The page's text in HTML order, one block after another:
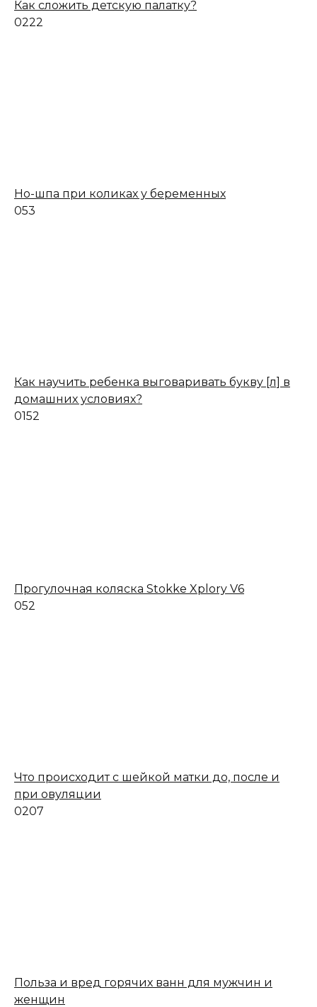
Как сложить детскую палатку?
0222
Но-шпа при коликах у беременных
053
Как научить ребенка выговаривать букву [л] в
домашних условиях?
0152
Прогулочная коляска Stokke Xplory V6
052
Что происходит с шейкой матки до, после и
при овуляции
0207
Польза и вред горячих ванн для мужчин и
женщин